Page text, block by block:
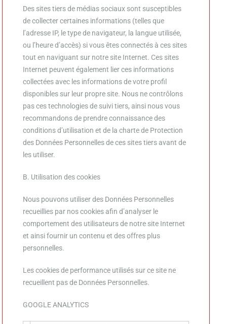
Des sites tiers de médias sociaux sont susceptibles
de collecter certaines informations (telles que
l’adresse IP, le type de navigateur, la langue utilisée,
ou l’heure d’accès) si vous êtes connectés à ces sites
tout en naviguant sur notre site Internet. Ces sites
Internet peuvent également lier ces informations
collectées avec les informations de votre profil
disponibles sur leur propre site. Nous ne contrôlons
pas ces technologies de suivi tiers, ainsi nous vous
recommandons de prendre connaissance des
conditions d’utilisation et de la charte de Protection
des Données Personnelles de ces sites tiers avant de
les utiliser.
B. Utilisation des cookies
Nous pouvons utiliser des Données Personnelles
recueillies par nos cookies afin d’analyser le
comportement des utilisateurs de notre site Internet
et ainsi fournir un contenu et des offres plus
personnelles.
Les cookies de performance utilisés sur ce site ne
recueillent pas de Données Personnelles.
GOOGLE ANALYTICS